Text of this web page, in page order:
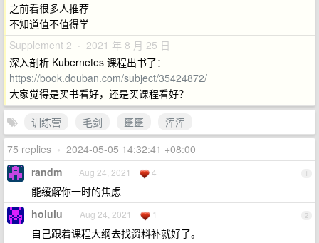
之前看很多人推荐
不知道值不值得学
Supplement 2 · 2021 年 8 月 25 日
深入剖析 Kubernetes 课程出书了：
https://book.douban.com/subject/35424872/
大家觉得是买书看好，还是买课程看好？
训练营
毛剑 噩噩
浑浑
75 replies • 2024-05-05 14:32:41 +08:00
1
randm Aug 24, 2021 4
能缓解你一时的焦虑
2
holulu Aug 24, 2021 1
自己跟着课程大纲去找资料补就好了。